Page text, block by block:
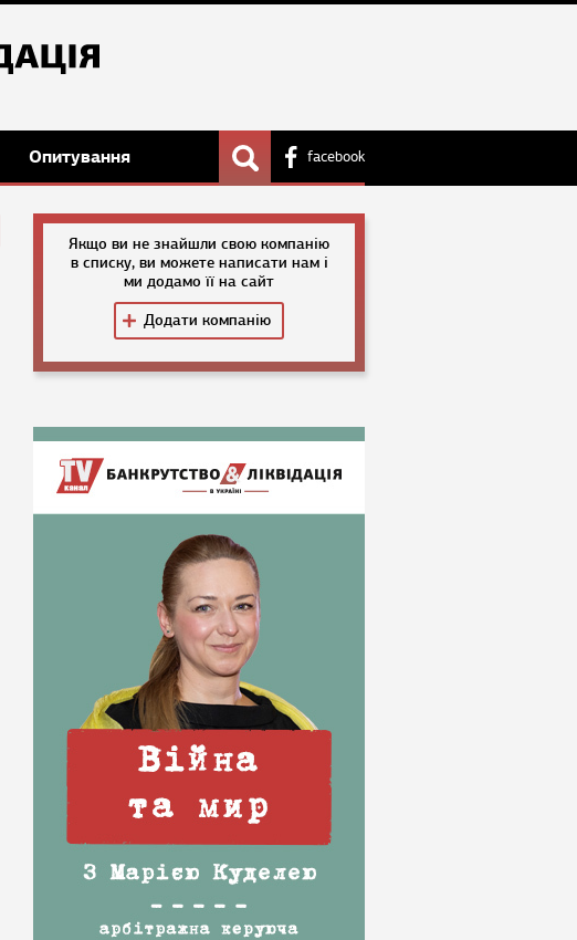
Опитування facebook
Якщо ви не знайшли свою компанію
в списку, ви можете написати нам і
ми додамо її на сайт
Додати компанію